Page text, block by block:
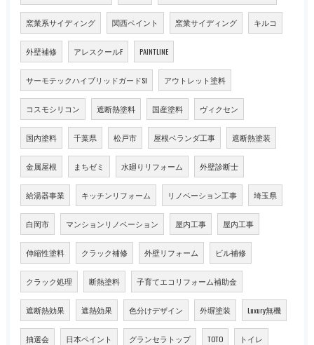
窯業系サイディング 関西ペイント 窯業サイディング キルコ
外壁補修 アレスクールF PAINTLINE
サーモテックハイブリッドガードSI アウトレット塗料
コスモシリコン 遮断熱塗料 国産塗料 ヴィクセン
国内塗料 千葉県 松戸市 屋根ベランダ工事 遮断熱塗装
金属屋根 まちゼミ 水廻りリフォーム 外壁診断士
給湯器事業 キッチンリフォーム リノベーション工事 埼玉県
白岡市 マンションリノベーション 屋内工事 屋内工事
伸縮性塗料 クラック補修 外壁リフォーム ビル補修
クラック処理 断熱塗料 子育てエコリフォーム補助金
遮断熱効果 遮熱効果 色分けデザイン 外塀塗装 Luxury無機
抽選会 日本ペイント グランセラトップ TOTO トイレ